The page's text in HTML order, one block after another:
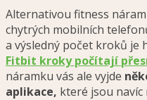
Alternativou fitness
chytrých mobilních
a výsledný počet kroků je
Fitbit kroky počítají
náramku vás ale vyjde
aplikace, které jsou navíc